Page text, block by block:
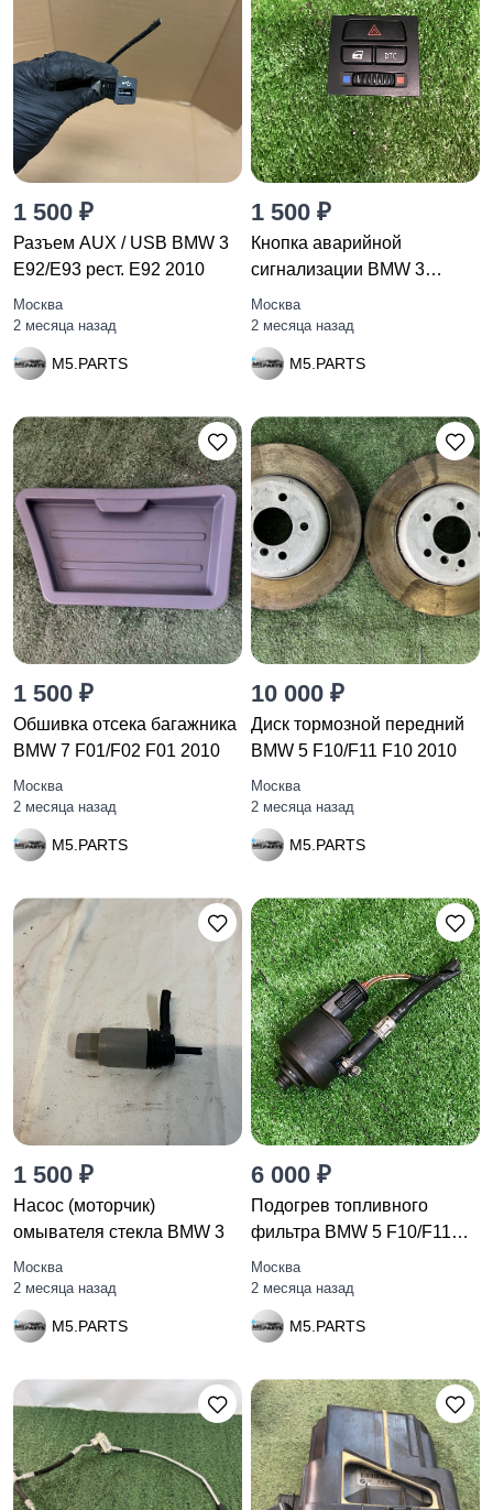
1 500 ₽
Разъем AUX / USB BMW 3
E92/E93 рест. E92 2010
Москва
2 месяца назад
M5.PARTS
1 500 ₽
Кнопка аварийной
сигнализации BMW 3
E92/E93 E92
Москва
2 месяца назад
M5.PARTS
1 500 ₽
Обшивка отсека багажника
BMW 7 F01/F02 F01 2010
Москва
2 месяца назад
M5.PARTS
10 000 ₽
Диск тормозной передний
BMW 5 F10/F11 F10 2010
Москва
2 месяца назад
M5.PARTS
1 500 ₽
Насос (моторчик)
омывателя стекла BMW 3
Москва
2 месяца назад
M5.PARTS
6 000 ₽
Подогрев топливного
фильтра BMW 5 F10/F11
F10 2010
Москва
2 месяца назад
M5.PARTS